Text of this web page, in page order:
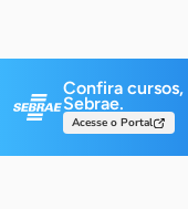
Confira
Sebrae.
Acesse o Portal